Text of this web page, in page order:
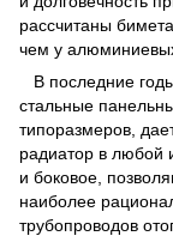
рассчитаны
чем у
В последние
стальные
типоразмеров,
радиатор в любой
и боковое,
наиболее
трубопроводов